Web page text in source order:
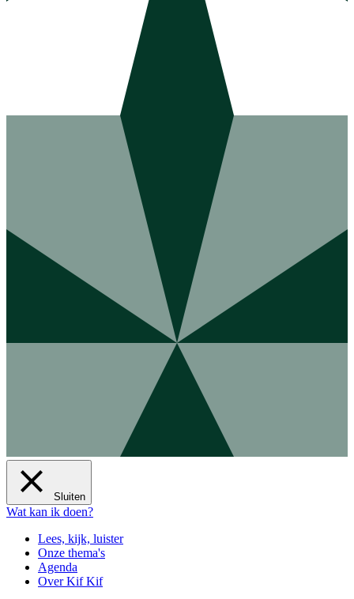
Sluiten
Wat kan ik doen?
Lees, kijk, luister
Onze thema's
Agenda
Over Kif Kif